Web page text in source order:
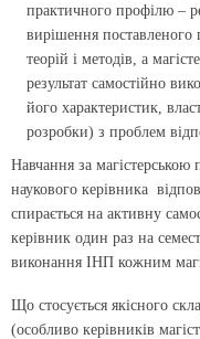
практичного профілю –
вирішення поставленого
теорій і методів, а
результат самостійно
його характеристик,
розробки) з проблем
Навчання за
наукового керівника
спирається на активну
керівник один раз на
виконання ІНП кожним
Що стосується якісного
(особливо керівників